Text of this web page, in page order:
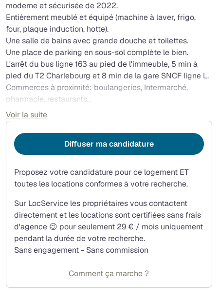
moderne et sécurisée de 2022.
Entièrement meublé et équipé (machine à laver, frigo,
four, plaque induction, hotte).
Une salle de bains avec grande douche et toilettes.
Une place de parking en sous-sol complète le bien.
L'arrêt du bus ligne 163 au pied de l'immeuble, 5 min à
pied du T2 Charlebourg et 8 min de la gare SNCF ligne L.
Commerces à proximité: boulangeries, Intermarché,
pharmacie, restaurants...
Loyer : 970 Euros/mois + 80 euros provision de charges
(charges communes, chauffage et eau, ascenseur).
Dépôt de garantie demandé 1 500 euros.
Voir la suite
Proposez votre candidature pour ce logement ET
toutes les locations conformes à votre recherche.
Sur LocService les propriétaires vous contactent
directement et les locations sont certifiées sans frais
d'agence 😉 pour seulement 29 € / mois uniquement
pendant la durée de votre recherche.
Sans engagement - Sans commission
Diffuser ma candidature
Comment ça marche ?